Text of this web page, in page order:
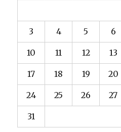
3 4 5 6
10 11 12 13
17 18 19 20
24 25 26 27
31